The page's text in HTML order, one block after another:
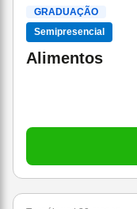
GRADUAÇÃO
Semipresencial
Alimentos